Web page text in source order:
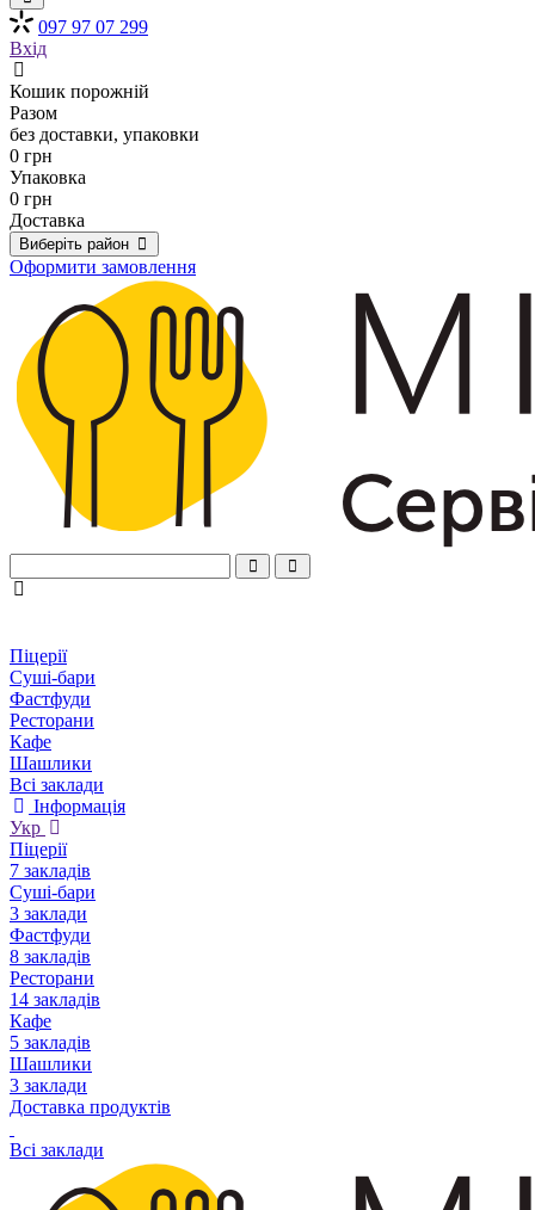
097 97 07 299
Вхід
Кошик порожній
Разом
без доставки, упаковки
0 грн
Упаковка
0 грн
Доставка
Виберіть район
Оформити замовлення
Піцерії
Суші-бари
Фастфуди
Ресторани
Кафе
Шашлики
Всі заклади
Інформація
Укр
Піцерії
7 закладів
Суші-бари
3 заклади
Фастфуди
8 закладів
Ресторани
14 закладів
Кафе
5 закладів
Шашлики
3 заклади
Доставка продуктів
Всі заклади